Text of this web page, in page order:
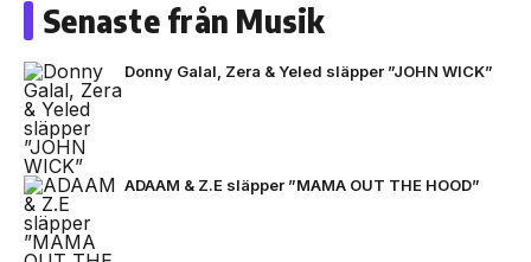
Senaste från Musik
Donny Galal, Zera & Yeled släpper ”JOHN WICK”
ADAAM & Z.E släpper ”MAMA OUT THE HOOD”